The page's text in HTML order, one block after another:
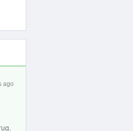
ago